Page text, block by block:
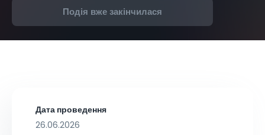
Подія вже закінчилася
Дата проведення
26.06.2026